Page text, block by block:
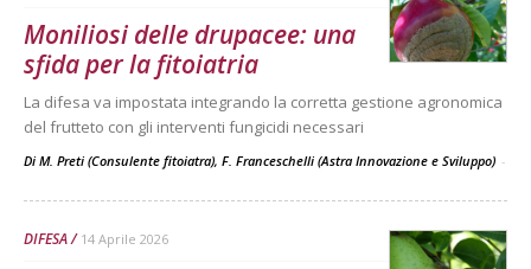
Moniliosi delle drupacee: una
sfida per la fitoiatria
La difesa va impostata integrando la corretta gestione agronomica
del frutteto con gli interventi fungicidi necessari
Di M. Preti (Consulente fitoiatra), F. Franceschelli (Astra Innovazione e Sviluppo) -
DIFESA 14 Aprile 2026